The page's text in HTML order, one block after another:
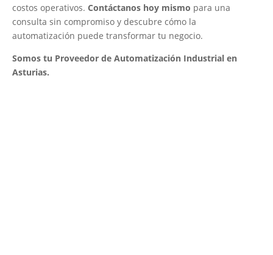
costos operativos. Contáctanos hoy mismo para una
consulta sin compromiso y descubre cómo la
automatización puede transformar tu negocio.
Somos tu Proveedor de Automatización Industrial en
Asturias.